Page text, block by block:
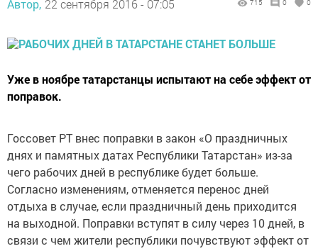
Автор, 22 сентября 2016 - 07:05 715 0 0
Уже в ноябре татарстанцы испытают на себе эффект от
поправок.
Госсовет РТ внес поправки в закон «О праздничных
днях и памятных датах Республики Татарстан» из-за
чего рабочих дней в республике будет больше.
Согласно изменениям, отменяется перенос дней
отдыха в случае, если праздничный день приходится
на выходной. Поправки вступят в силу через 10 дней, в
связи с чем жители республики почувствуют эффект от